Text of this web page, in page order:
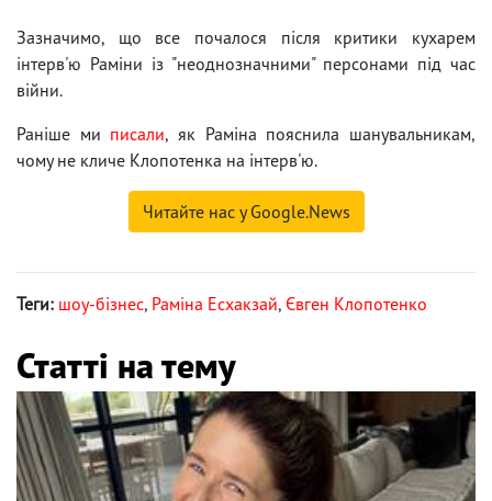
Зазначимо, що все почалося після критики кухарем
інтерв'ю Раміни із "неоднозначними" персонами під час
війни.
Раніше ми писали, як Раміна пояснила шанувальникам,
чому не кличе Клопотенка на інтерв'ю.
Читайте нас у Google.News
Теги: шоу-бізнес, Раміна Есхакзай, Євген Клопотенко
Статті на тему